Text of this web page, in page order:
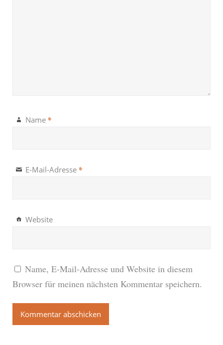
Name *
E-Mail-Adresse *
Website
Name, E-Mail-Adresse und Website in diesem
Browser für meinen nächsten Kommentar speichern.